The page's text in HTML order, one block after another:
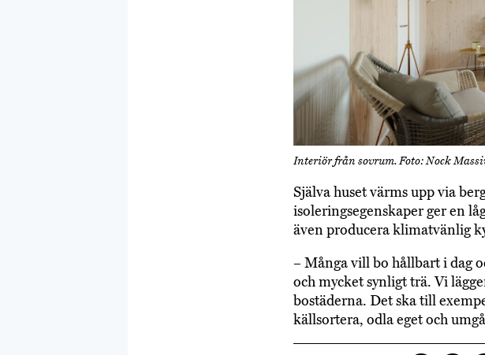
Interiör från sovrum. Foto: Nock
Själva huset värms upp via
isoleringsegenskaper ger en
även producera klimatvänlig
– Många vill bo hållbart i dag
och mycket synligt trä. Vi
bostäderna. Det ska till
källsortera, odla eget och